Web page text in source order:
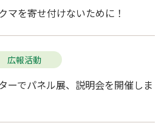
マを寄せ付けないために！
広報活動
ーでパネル展、説明会を開催しま